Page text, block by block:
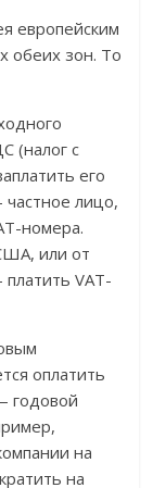
европейским
обеих зон. То
(налог с
его
частное лицо,
номера.
или от
VAT-
оплатить
годовой
на
на